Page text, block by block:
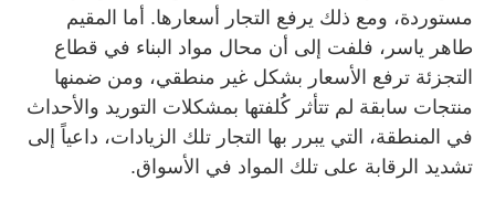
مستوردة، ومع ذلك يرفع التجار أسعارها. أما المقيم
طاهر ياسر، فلفت إلى أن محال مواد البناء في قطاع
التجزئة ترفع الأسعار بشكل غير منطقي، ومن ضمنها
منتجات سابقة لم تتأثر كُلفتها بمشكلات التوريد والأحداث
في المنطقة، التي يبرر بها التجار تلك الزيادات، داعياً إلى
تشديد الرقابة على تلك المواد في الأسواق.